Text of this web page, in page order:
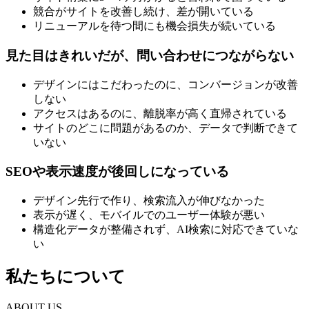
競合がサイトを改善し続け、差が開いている
リニューアルを待つ間にも機会損失が続いている
見た目はきれいだが、問い合わせにつながらない
デザインにはこだわったのに、コンバージョンが改善
しない
アクセスはあるのに、離脱率が高く直帰されている
サイトのどこに問題があるのか、データで判断できて
いない
SEOや表示速度が後回しになっている
デザイン先行で作り、検索流入が伸びなかった
表示が遅く、モバイルでのユーザー体験が悪い
構造化データが整備されず、AI検索に対応できていな
い
私たちについて